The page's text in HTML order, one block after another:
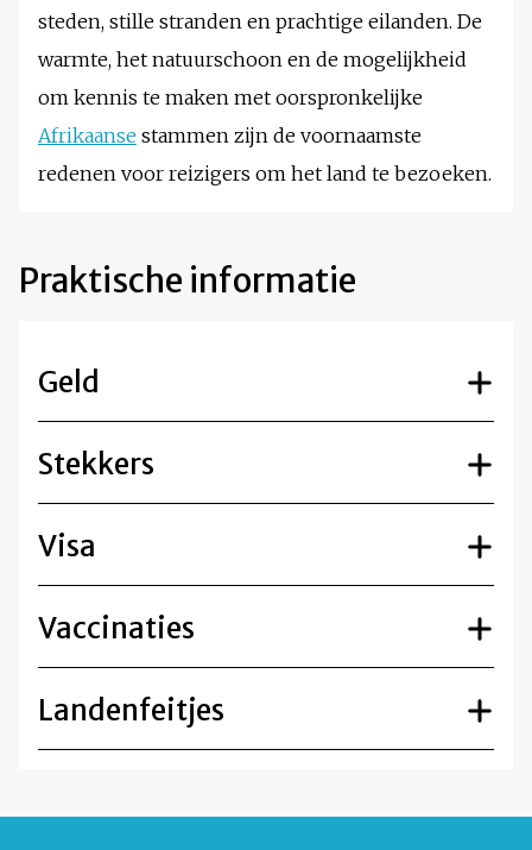
steden, stille stranden en prachtige eilanden. De
warmte, het natuurschoon en de mogelijkheid
om kennis te maken met oorspronkelijke
Afrikaanse stammen zijn de voornaamste
redenen voor reizigers om het land te bezoeken.
Praktische informatie
Geld
Stekkers
Visa
Vaccinaties
Landenfeitjes